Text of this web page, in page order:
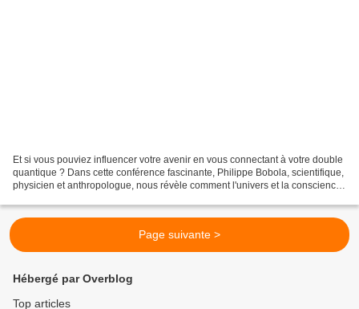
Et si vous pouviez influencer votre avenir en vous connectant à votre double
quantique ? Dans cette conférence fascinante, Philippe Bobola, scientifique,
physicien et anthropologue, nous révèle comment l'univers et la conscience
Page suivante >
Hébergé par Overblog
Top articles